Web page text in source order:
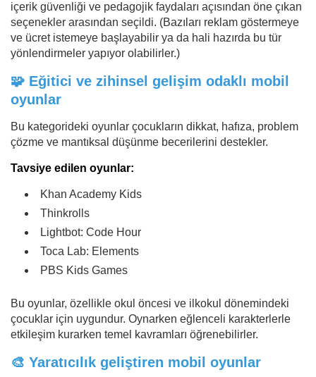
içerik güvenliği ve pedagojik faydaları açısından öne çıkan
seçenekler arasından seçildi. (Bazıları reklam göstermeye
ve ücret istemeye başlayabilir ya da hali hazırda bu tür
yönlendirmeler yapıyor olabilirler.)
🧩 Eğitici ve zihinsel gelişim odaklı mobil
oyunlar
Bu kategorideki oyunlar çocukların dikkat, hafıza, problem
çözme ve mantıksal düşünme becerilerini destekler.
Tavsiye edilen oyunlar:
Khan Academy Kids
Thinkrolls
Lightbot: Code Hour
Toca Lab: Elements
PBS Kids Games
Bu oyunlar, özellikle okul öncesi ve ilkokul dönemindeki
çocuklar için uygundur. Oynarken eğlenceli karakterlerle
etkileşim kurarken temel kavramları öğrenebilirler.
🎨 Yaratıcılık geliştiren mobil oyunlar